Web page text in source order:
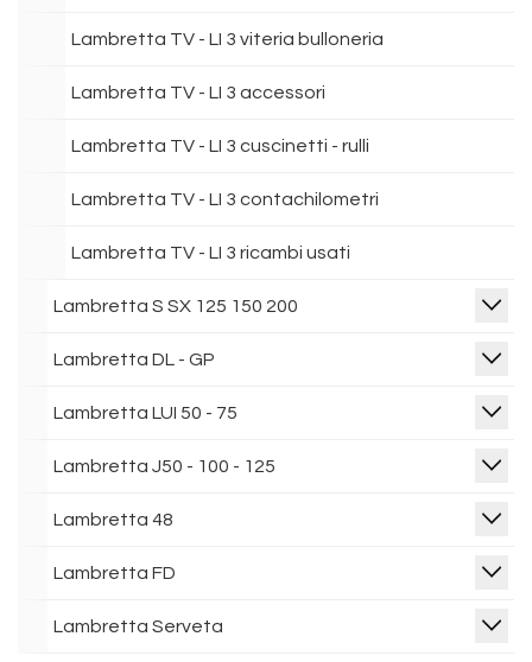
Lambretta TV - LI 3 viteria bulloneria
Lambretta TV - LI 3 accessori
Lambretta TV - LI 3 cuscinetti - rulli
Lambretta TV - LI 3 contachilometri
Lambretta TV - LI 3 ricambi usati
Lambretta S SX 125 150 200
Lambretta DL - GP
Lambretta LUI 50 - 75
Lambretta J50 - 100 - 125
Lambretta 48
Lambretta FD
Lambretta Serveta